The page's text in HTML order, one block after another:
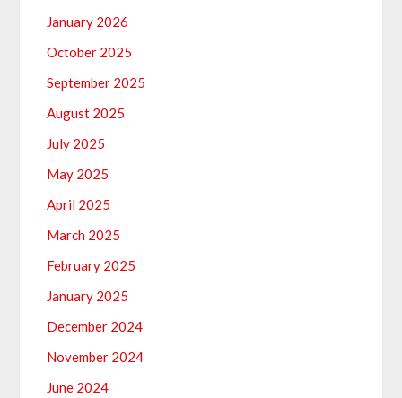
January 2026
October 2025
September 2025
August 2025
July 2025
May 2025
April 2025
March 2025
February 2025
January 2025
December 2024
November 2024
June 2024